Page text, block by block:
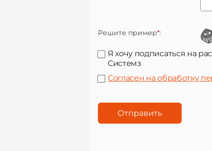
Решите пример*:
Я хочу подписаться на
Системз
Согласен на обработку